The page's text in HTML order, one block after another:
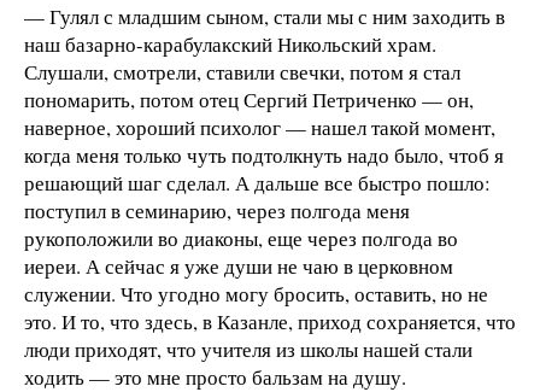
— Гулял с младшим сыном, стали мы с ним заходить в
наш базарно-карабулакский Никольский храм.
Слушали, смотрели, ставили свечки, потом я стал
пономарить, потом отец Сергий Петриченко — он,
наверное, хороший психолог — нашел такой момент,
когда меня только чуть подтолкнуть надо было, чтоб я
решающий шаг сделал. А дальше все быстро пошло:
поступил в семинарию, через полгода меня
рукоположили во диаконы, еще через полгода во
иереи. А сейчас я уже души не чаю в церковном
служении. Что угодно могу бросить, оставить, но не
это. И то, что здесь, в Казанле, приход сохраняется, что
люди приходят, что учителя из школы нашей стали
ходить — это мне просто бальзам на душу.